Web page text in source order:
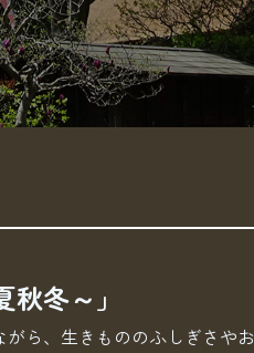
冬～」
ら、生きもののふしぎさや